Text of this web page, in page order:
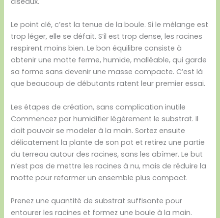
Le point clé, c’est la tenue de la boule. Si le mélange est
trop léger, elle se défait. S’il est trop dense, les racines
respirent moins bien. Le bon équilibre consiste à
obtenir une motte ferme, humide, malléable, qui garde
sa forme sans devenir une masse compacte. C’est là
que beaucoup de débutants ratent leur premier essai.
Les étapes de création, sans complication inutile
Commencez par humidifier légèrement le substrat. Il
doit pouvoir se modeler à la main. Sortez ensuite
délicatement la plante de son pot et retirez une partie
du terreau autour des racines, sans les abîmer. Le but
n’est pas de mettre les racines à nu, mais de réduire la
motte pour reformer un ensemble plus compact.
Prenez une quantité de substrat suffisante pour
entourer les racines et formez une boule à la main.